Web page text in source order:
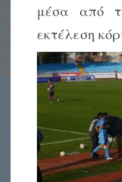
μέσα από
εκτέλεση